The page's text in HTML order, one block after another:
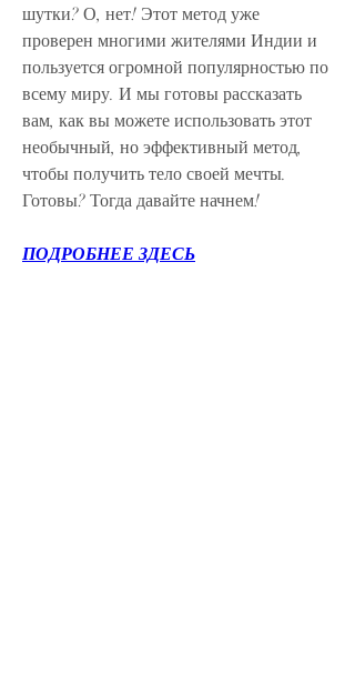
шутки? О, нет! Этот метод уже
проверен многими жителями Индии и
пользуется огромной популярностью по
всему миру. И мы готовы рассказать
вам, как вы можете использовать этот
необычный, но эффективный метод,
чтобы получить тело своей мечты.
Готовы? Тогда давайте начнем!
ПОДРОБНЕЕ ЗДЕСЬ